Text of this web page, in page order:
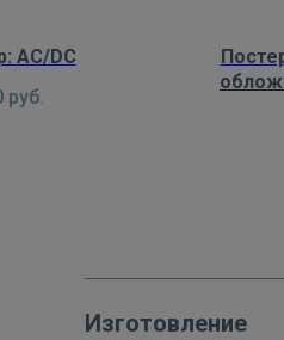
AC/DC
руб.
Изготовление